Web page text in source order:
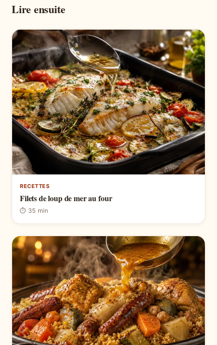
Lire ensuite
RECETTES
Filets de loup de mer au four
⏱ 35 min